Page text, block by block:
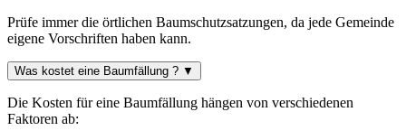
Prüfe immer die örtlichen Baumschutzsatzungen, da jede Gemeinde
eigene Vorschriften haben kann.
Was kostet eine Baumfällung ? ▼
Die Kosten für eine Baumfällung hängen von verschiedenen
Faktoren ab: